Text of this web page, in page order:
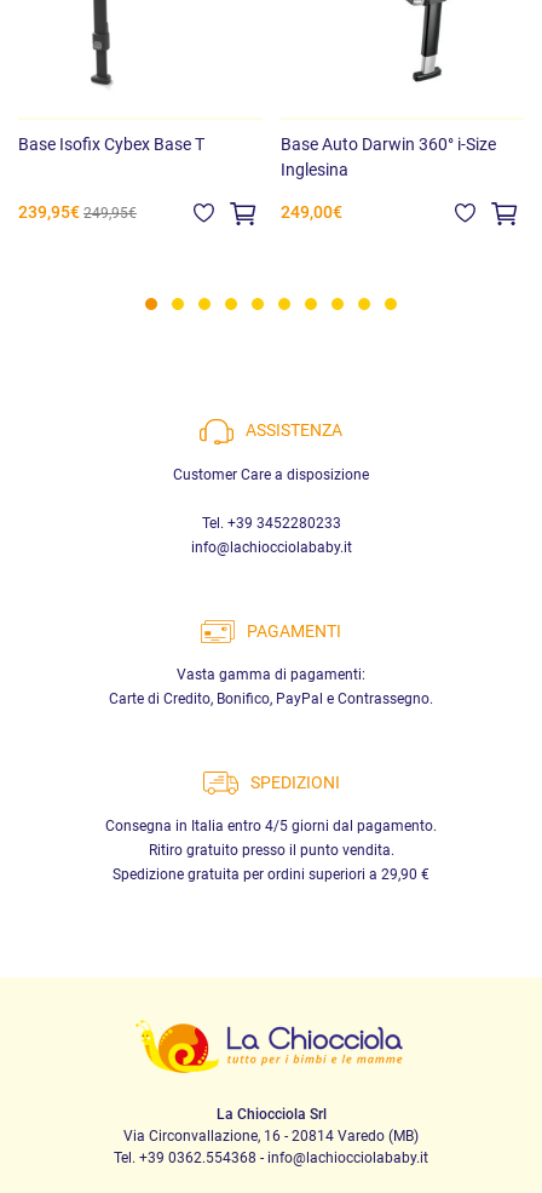
Base Isofix Cybex Base T
239,95€ 249,95€
Base Auto Darwin 360° i-Size
Inglesina
249,00€
ASSISTENZA
Customer Care a disposizione
Tel. +39 3452280233
info@lachiocciolababy.it
PAGAMENTI
Vasta gamma di pagamenti:
Carte di Credito, Bonifico, PayPal e Contrassegno.
SPEDIZIONI
Consegna in Italia entro 4/5 giorni dal pagamento.
Ritiro gratuito presso il punto vendita.
Spedizione gratuita per ordini superiori a 29,90 €
La Chiocciola Srl
Via Circonvallazione, 16 - 20814 Varedo (MB)
Tel. +39 0362.554368 - info@lachiocciolababy.it